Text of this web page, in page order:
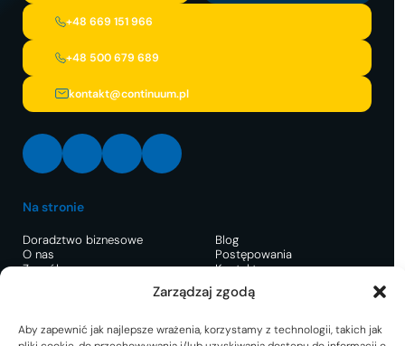
Zarządzaj zgodą
Aby zapewnić jak najlepsze wrażenia, korzystamy z technologii, takich jak
+48 669 151 966
+48 500 679 689
kontakt@continuum.pl
Na stronie
Doradztwo biznesowe
O nas
Zespół
Blog
Postępowania
Kontakt
LinkedInFacebookInstagram
Postępowanie o
Pre-pack dla uratowania